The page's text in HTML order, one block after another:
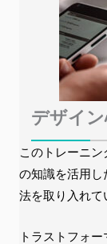
デザイ
このトレーニ
の知識を活用
法を取り入れて
トラストフォ